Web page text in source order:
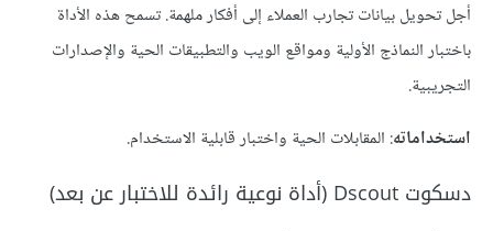
أجل تحويل بيانات تجارب العملاء إلى أفكار ملهمة. تسمح هذه الأداة
باختبار النماذج الأولية ومواقع الويب والتطبيقات الحية والإصدارات
التجريبية.
استخداماته: المقابلات الحية واختبار قابلية الاستخدام.
دسكوت Dscout (أداة نوعية رائدة للاختبار عن بعد)